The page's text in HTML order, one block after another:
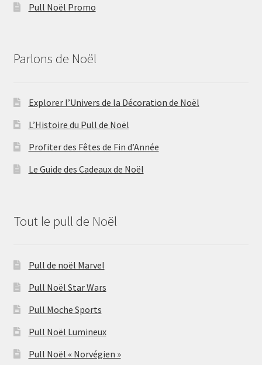
Pull Noël Promo
Parlons de Noël
Explorer l’Univers de la Décoration de Noël
L’Histoire du Pull de Noël
Profiter des Fêtes de Fin d’Année
Le Guide des Cadeaux de Noël
Tout le pull de Noël
Pull de noël Marvel
Pull Noël Star Wars
Pull Moche Sports
Pull Noël Lumineux
Pull Noël « Norvégien »